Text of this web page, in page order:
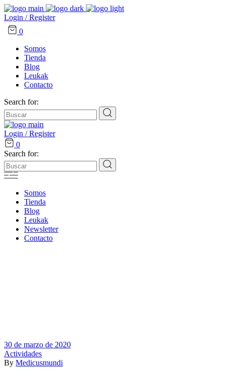
Login / Register
0
Somos
Tienda
Blog
Leukak
Contacto
Search for:
Login / Register
0
Search for:
Somos
Tienda
Blog
Leukak
Newsletter
Contacto
30 de marzo de 2020
Actividades
By Medicusmundi